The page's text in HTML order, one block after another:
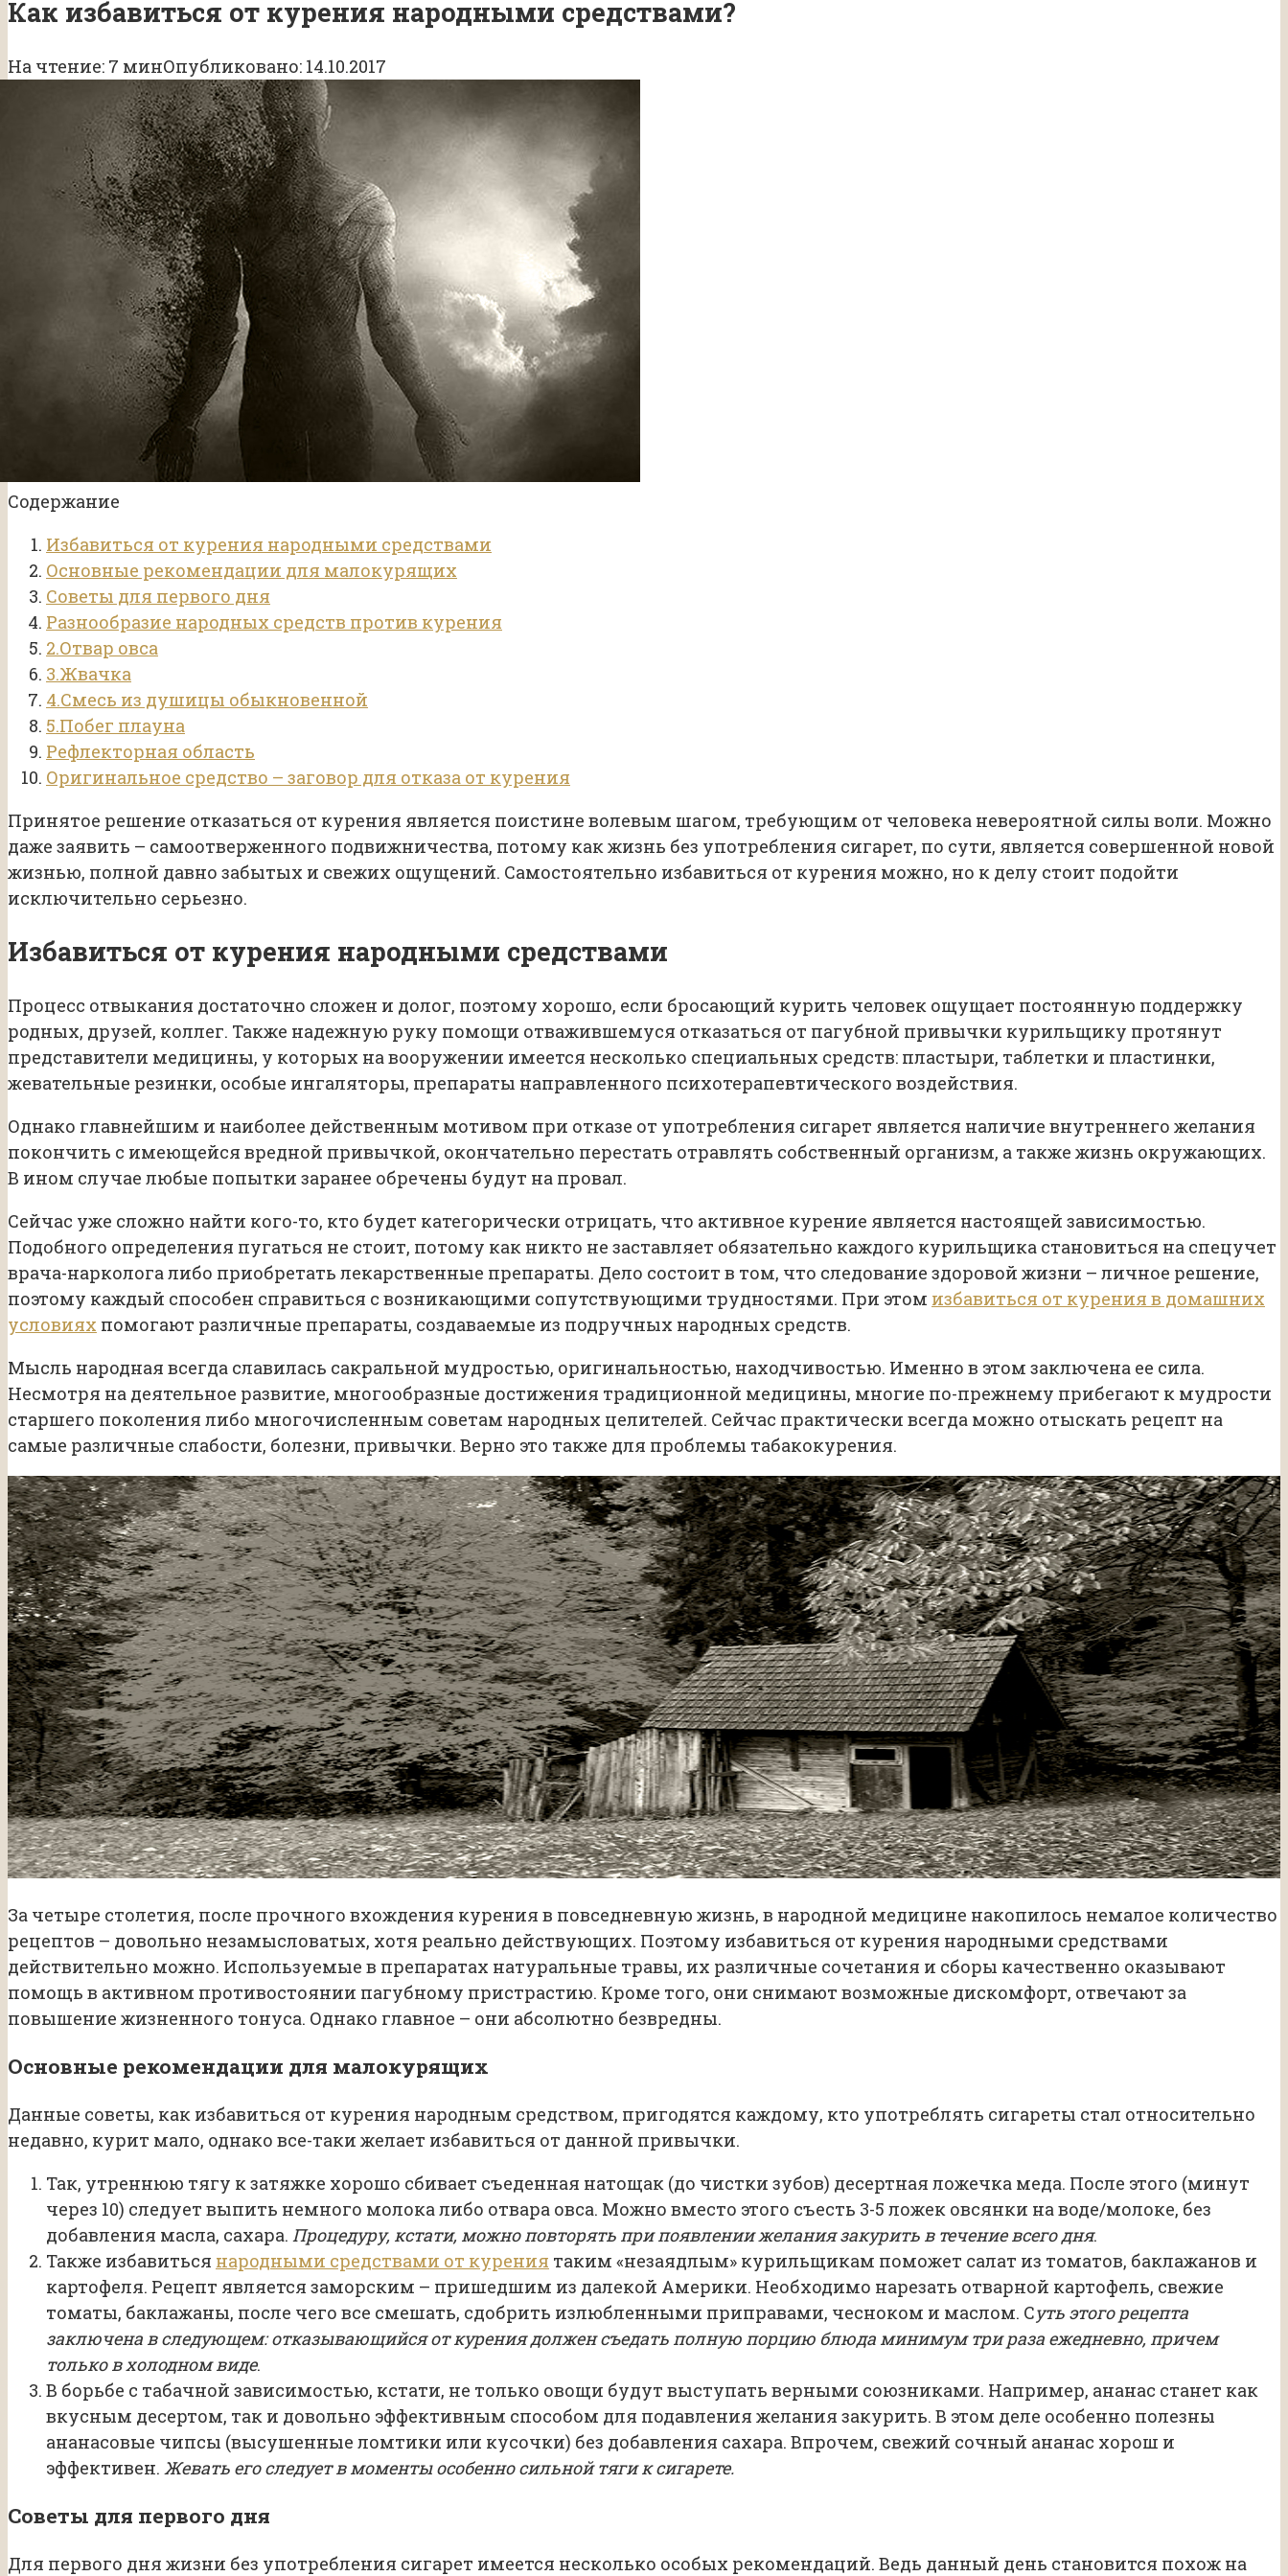
Как избавиться от курения народными средствами?
На чтение: 7 минОпубликовано: 14.10.2017
Содержание
Избавиться от курения народными средствами
Основные рекомендации для малокурящих
Советы для первого дня
Разнообразие народных средств против курения
2.Отвар овса
3.Жвачка
4.Смесь из душицы обыкновенной
5.Побег плауна
Рефлекторная область
Оригинальное средство – заговор для отказа от курения
Принятое решение отказаться от курения является поистине волевым шагом, требующим от человека невероятной силы воли. Можно
даже заявить – самоотверженного подвижничества, потому как жизнь без употребления сигарет, по сути, является совершенной новой
жизнью, полной давно забытых и свежих ощущений. Самостоятельно избавиться от курения можно, но к делу стоит подойти
исключительно серьезно.
Избавиться от курения народными средствами
Процесс отвыкания достаточно сложен и долог, поэтому хорошо, если бросающий курить человек ощущает постоянную поддержку
родных, друзей, коллег. Также надежную руку помощи отважившемуся отказаться от пагубной привычки курильщику протянут
представители медицины, у которых на вооружении имеется несколько специальных средств: пластыри, таблетки и пластинки,
жевательные резинки, особые ингаляторы, препараты направленного психотерапевтического воздействия.
Однако главнейшим и наиболее действенным мотивом при отказе от употребления сигарет является наличие внутреннего желания
покончить с имеющейся вредной привычкой, окончательно перестать отравлять собственный организм, а также жизнь окружающих.
В ином случае любые попытки заранее обречены будут на провал.
Сейчас уже сложно найти кого-то, кто будет категорически отрицать, что активное курение является настоящей зависимостью.
Подобного определения пугаться не стоит, потому как никто не заставляет обязательно каждого курильщика становиться на спецучет
врача-нарколога либо приобретать лекарственные препараты. Дело состоит в том, что следование здоровой жизни – личное решение,
поэтому каждый способен справиться с возникающими сопутствующими трудностями. При этом избавиться от курения в домашних
условиях помогают различные препараты, создаваемые из подручных народных средств.
Мысль народная всегда славилась сакральной мудростью, оригинальностью, находчивостью. Именно в этом заключена ее сила.
Несмотря на деятельное развитие, многообразные достижения традиционной медицины, многие по-прежнему прибегают к мудрости
старшего поколения либо многочисленным советам народных целителей. Сейчас практически всегда можно отыскать рецепт на
самые различные слабости, болезни, привычки. Верно это также для проблемы табакокурения.
За четыре столетия, после прочного вхождения курения в повседневную жизнь, в народной медицине накопилось немалое количество
рецептов – довольно незамысловатых, хотя реально действующих. Поэтому избавиться от курения народными средствами
действительно можно. Используемые в препаратах натуральные травы, их различные сочетания и сборы качественно оказывают
помощь в активном противостоянии пагубному пристрастию. Кроме того, они снимают возможные дискомфорт, отвечают за
повышение жизненного тонуса. Однако главное – они абсолютно безвредны.
Основные рекомендации для малокурящих
Данные советы, как избавиться от курения народным средством, пригодятся каждому, кто употреблять сигареты стал относительно
недавно, курит мало, однако все-таки желает избавиться от данной привычки.
Так, утреннюю тягу к затяжке хорошо сбивает съеденная натощак (до чистки зубов) десертная ложечка меда. После этого (минут
через 10) следует выпить немного молока либо отвара овса. Можно вместо этого съесть 3-5 ложек овсянки на воде/молоке, без
добавления масла, сахара. Процедуру, кстати, можно повторять при появлении желания закурить в течение всего дня.
Также избавиться народными средствами от курения таким «незаядлым» курильщикам поможет салат из томатов, баклажанов и
картофеля. Рецепт является заморским – пришедшим из далекой Америки. Необходимо нарезать отварной картофель, свежие
томаты, баклажаны, после чего все смешать, сдобрить излюбленными приправами, чесноком и маслом. Суть этого рецепта
заключена в следующем: отказывающийся от курения должен съедать полную порцию блюда минимум три раза ежедневно, причем
только в холодном виде.
В борьбе с табачной зависимостью, кстати, не только овощи будут выступать верными союзниками. Например, ананас станет как
вкусным десертом, так и довольно эффективным способом для подавления желания закурить. В этом деле особенно полезны
ананасовые чипсы (высушенные ломтики или кусочки) без добавления сахара. Впрочем, свежий сочный ананас хорош и
эффективен. Жевать его следует в моменты особенно сильной тяги к сигарете.
Советы для первого дня
Для первого дня жизни без употребления сигарет имеется несколько особых рекомендаций. Ведь данный день становится похож на